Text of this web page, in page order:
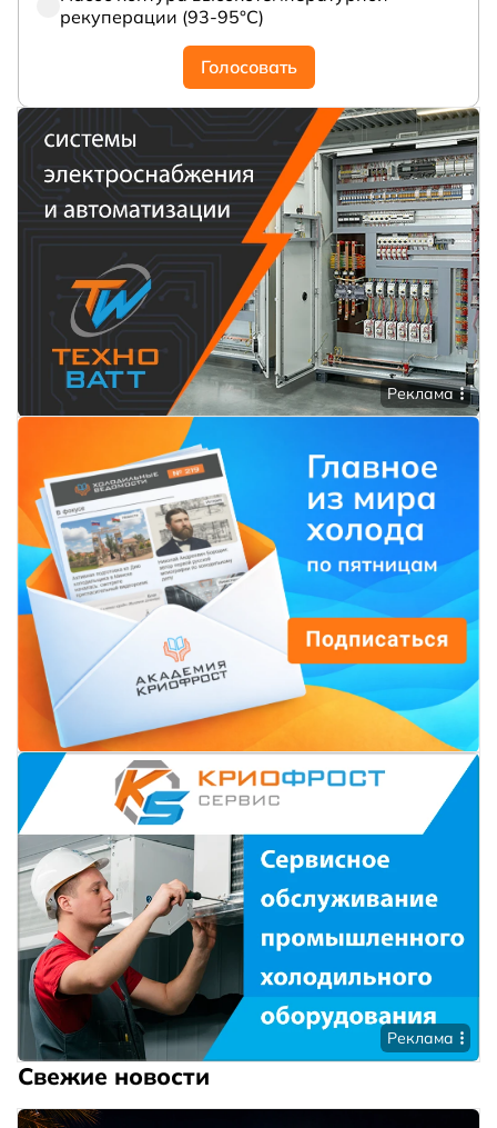
рекуперации (93-95°С)
Голосовать
Реклама
Реклама
Свежие новости